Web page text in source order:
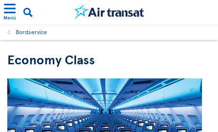
Menü
Bordservice
Economy Class